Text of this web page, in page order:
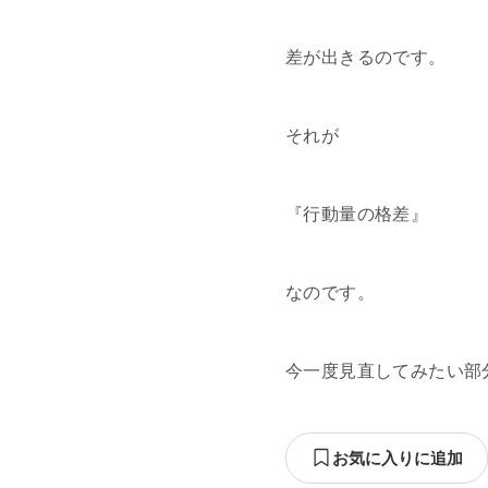
差が出きるのです。
それが
『行動量の格差』
なのです。
今一度見直してみたい部
お気に入りに追加